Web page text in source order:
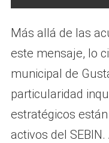
Más allá de las
este mensaje, lo
municipal de
particularidad
estratégicos
activos del